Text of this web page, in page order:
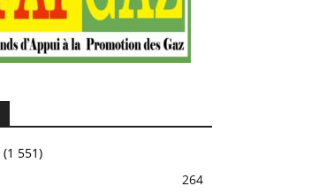
(1 551)
264